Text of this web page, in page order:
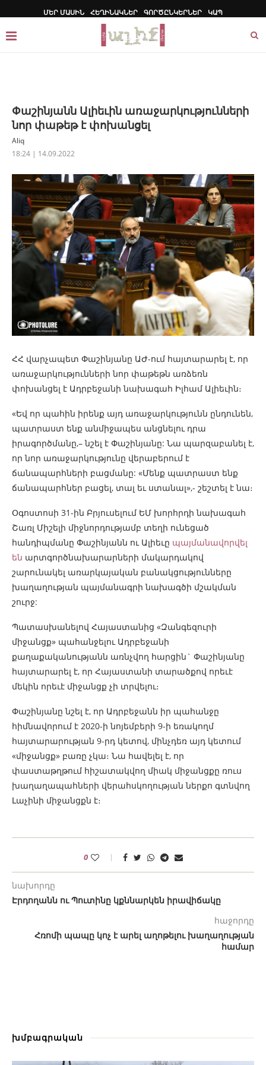
ՄԵՐ ՄԱՍԻՆ ՀԵՂԻՆԱԿՆԵՐ ԳՈՐԾԸՆԿԵՐՆԵՐ ԿԱՊ
Փաշինյանն Ալիեւին առաջարկությունների
նոր փաթեթ է փոխանցել
Aliq
18:24 | 14.09.2022
ՀՀ վարչապետ Փաշինյանը ԱԺ-ում հայտարարել է, որ
առաջարկությունների նոր փաթեթն առձեռն
փոխանցել է Ադրբեջանի նախագահ Իլհամ Ալիեւին։
«Եվ որ պահին իրենք այդ առաջարկությունն ընդունեն,
պատրաստ ենք անմիջապես անցնելու դրա
իրագործմանը,– նշել է Փաշինյանը: Նա պարզաբանել է,
որ նոր առաջարկությունը վերաբերում է
ճանապարհների բացմանը: «Մենք պատրաստ ենք
ճանապարհներ բացել, տալ եւ ստանալ»,- շեշտել է նա։
Օգոստոսի 31-ին Բրյուսելում ԵՄ խորհրդի նախագահ
Շառլ Միշելի միջնորդությամբ տեղի ունեցած
հանդիպմանը Փաշինյանն ու Ալիեւը պայմանավորվել
են արտգործնախարարների մակարդակով
շարունակել առարկայական բանակցությունները
խաղաղության պայմանագրի նախագծի մշակման
շուրջ:
Պատասխանելով Հայաստանից «Զանգեզուրի
միջանցք» պահանջելու Ադրբեջանի
քաղաքականությանն առնչվող հարցին` Փաշինյանը
հայտարարել է, որ Հայաստանի տարածքով որեւէ
մեկին որեւէ միջանցք չի տրվելու։
Փաշինյանը նշել է, որ Ադրբեջանն իր պահանջը
հիմնավորում է 2020-ի նոյեմբերի 9-ի եռակողմ
հայտարարության 9-րդ կետով, մինչդեռ այդ կետում
«միջանցք» բառը չկա։ Նա հավելել է, որ
փաստաթղթում հիշատակվող միակ միջանցքը ռուս
խաղաղապահների վերահսկողության ներքո գտնվող
Լաչինի միջանցքն է։
0
նախորդը
Էրդողանն ու Պուտինը կքննարկեն իրավիճակը
հաջորդը
Հռոմի պապը կոչ է արել աղոթելու խաղաղության
համար
խմբագրական